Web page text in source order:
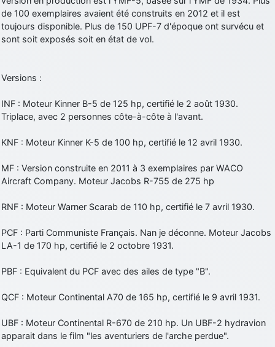
de 100 exemplaires avaient été construits en 2012 et il est
toujours disponible. Plus de 150 UPF-7 d'époque ont survécu et
sont soit exposés soit en état de vol.
Versions :
INF : Moteur Kinner B-5 de 125 hp, certifié le 2 août 1930.
Triplace, avec 2 personnes côte-à-côte à l'avant.
KNF : Moteur Kinner K-5 de 100 hp, certifié le 12 avril 1930.
MF : Version construite en 2011 à 3 exemplaires par WACO
Aircraft Company. Moteur Jacobs R-755 de 275 hp
RNF : Moteur Warner Scarab de 110 hp, certifié le 7 avril 1930.
PCF : Parti Communiste Français. Nan je déconne. Moteur Jacobs
LA-1 de 170 hp, certifié le 2 octobre 1931.
PBF : Equivalent du PCF avec des ailes de type "B".
QCF : Moteur Continental A70 de 165 hp, certifié le 9 avril 1931.
UBF : Moteur Continental R-670 de 210 hp. Un UBF-2 hydravion
apparait dans le film "les aventuriers de l'arche perdue".